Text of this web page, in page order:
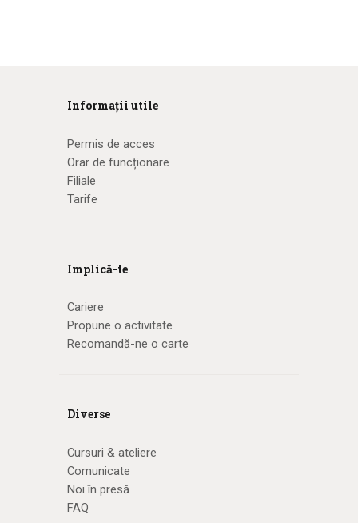
Informații utile
Permis de acces
Orar de funcționare
Filiale
Tarife
Implică-te
Cariere
Propune o activitate
Recomandă-ne o carte
Diverse
Cursuri & ateliere
Comunicate
Noi în presă
FAQ